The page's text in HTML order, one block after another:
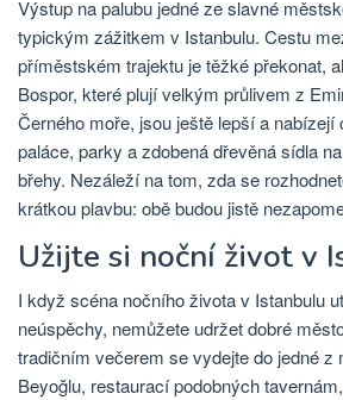
Výstup na palubu jedné ze slavné
typickým zážitkem v Istanbulu. Cestu
příměstském trajektu je těžké překonat,
Bospor, které plují velkým průlivem z
Černého moře, jsou ještě lepší a
paláce, parky a zdobená dřevěná sídla
břehy. Nezáleží na tom, zda se
krátkou plavbu: obě budou jistě
Užijte si noční život v
I když scéna nočního života v Istanbulu
neúspěchy, nemůžete udržet dobré
tradičním večerem se vydejte do jedné z
Beyoğlu, restaurací podobných